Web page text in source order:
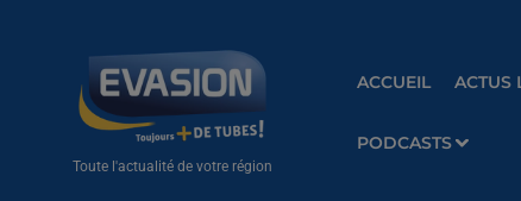
Toute l'actualité de votre région
ACCUEIL ACTUS
PODCASTS